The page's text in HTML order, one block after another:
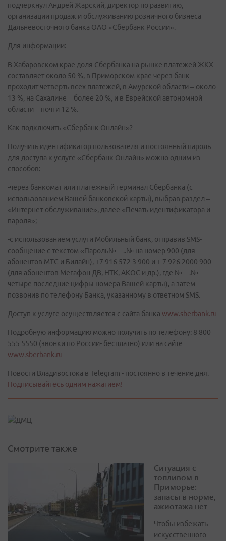
подчеркнул Андрей Жарский, директор по развитию,
организации продаж и обслуживанию розничного бизнеса
Дальневосточного банка ОАО «Сбербанк России».
Для информации:
В Хабаровском крае доля Сбербанка на рынке платежей ЖКХ
составляет около 50 %, в Приморском крае через банк
проходит четверть всех платежей, в Амурской области – около
13 %, на Сахалине – более 20 %, и в Еврейской автономной
области – почти 12 %.
Как подключить «Сбербанк Онлайн»?
Получить идентификатор пользователя и постоянный пароль
для доступа к услуге «Сбербанк Онлайн» можно одним из
способов:
-через банкомат или платежный терминал Сбербанка (с
использованием Вашей банковской карты), выбрав раздел –
«Интернет-обслуживание», далее «Печать идентификатора и
пароля»;
-с использованием услуги Мобильный банк, отправив SMS-
сообщение с текстом «Пароль№…..№ на номер 900 (для
абонентов МТС и Билайн), +7 916 572 3 900 и + 7 926 2000 900
(для абонентов Мегафон ДВ, НТК, АКОС и др.), где №….№ -
четыре последние цифры номера Вашей карты), а затем
позвонив по телефону Банка, указанному в ответном SMS.
Доступ к услуге осуществляется с сайта банка www.sberbank.ru
Подробную информацию можно получить по телефону: 8 800
555 5550 (звонки по России- бесплатно) или на сайте
www.sberbank.ru
Новости Владивостока в Telegram - постоянно в течение дня.
Подписывайтесь одним нажатием!
Смотрите также
Ситуация с
топливом в
Приморье:
запасы в норме,
ажиотажа нет
Чтобы избежать
искусственного